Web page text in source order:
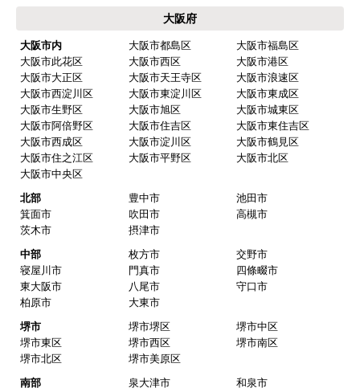
大阪府
大阪市内 大阪市都島区
大阪市福島区
大阪市此花区
大阪市西区
大阪市港区
大阪市大正区
大阪市天王寺区
大阪市浪速区
大阪市西淀川区
大阪市東淀川区
大阪市東成区
大阪市生野区
大阪市旭区
大阪市城東区
大阪市阿倍野区
大阪市住吉区
大阪市東住吉区
大阪市西成区
大阪市淀川区
大阪市鶴見区
大阪市住之江区
大阪市平野区
大阪市北区
大阪市中央区
北部
豊中市
池田市
箕面市
吹田市
高槻市
茨木市
摂津市
中部
枚方市
交野市
寝屋川市
門真市
四條畷市
東大阪市
八尾市
守口市
柏原市
大東市
堺市
堺市堺区
堺市中区
堺市東区
堺市西区
堺市南区
堺市北区
堺市美原区
南部
泉大津市
和泉市